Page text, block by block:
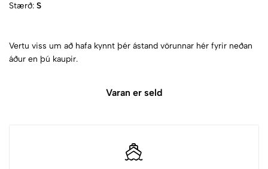
Stærð: S
Vertu viss um að hafa kynnt þér ástand vörunnar hér fyrir neðan
áður en þú kaupir.
Varan er seld